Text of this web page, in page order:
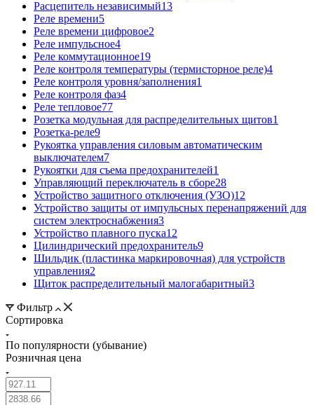
Расцепитель независимый13
Реле времени5
Реле времени цифровое2
Реле импульсное4
Реле коммутационное19
Реле контроля температуры (термисторное реле)4
Реле контроля уровня/заполнения1
Реле контроля фаз4
Реле тепловое77
Розетка модульная для распределительных щитов1
Розетка-реле9
Рукоятка управления силовым автоматическим
выключателем7
Рукоятки для съема предохранителей1
Управляющий переключатель в сборе28
Устройство защитного отключения (УЗО)12
Устройство защиты от импульсных перенапряжений для
систем электроснабжения3
Устройство плавного пуска12
Цилиндрический предохранитель9
Шильдик (пластинка маркировочная) для устройств
управления2
Щиток распределительный малогабаритный3
Фильтр
Сортировка
По популярности (убывание)
Розничная цена